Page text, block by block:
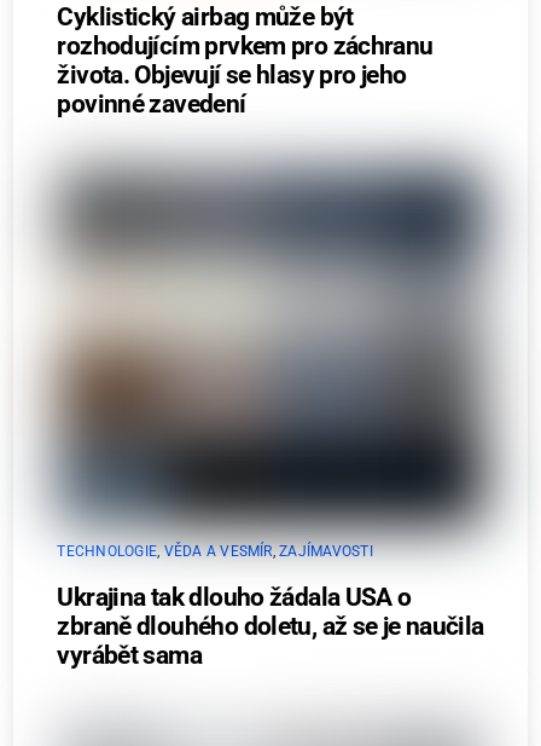
Cyklistický airbag může být
rozhodujícím prvkem pro záchranu
života. Objevují se hlasy pro jeho
povinné zavedení
TECHNOLOGIE, VĚDA A VESMÍR,ZAJÍMAVOSTI
Ukrajina tak dlouho žádala USA o
zbraně dlouhého doletu, až se je naučila
vyrábět sama